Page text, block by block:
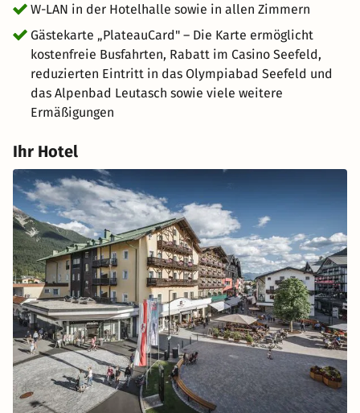
W-LAN in der Hotelhalle sowie in allen Zimmern
Gästekarte „PlateauCard" – Die Karte ermöglicht
kostenfreie Busfahrten, Rabatt im Casino Seefeld,
reduzierten Eintritt in das Olympiabad Seefeld und
das Alpenbad Leutasch sowie viele weitere
Ermäßigungen
Ihr Hotel